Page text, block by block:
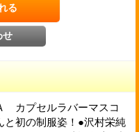
カプセルラバーマスコ
と初の制服姿！●沢村栄純